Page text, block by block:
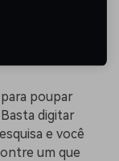
poupar
digitar
e você
um que